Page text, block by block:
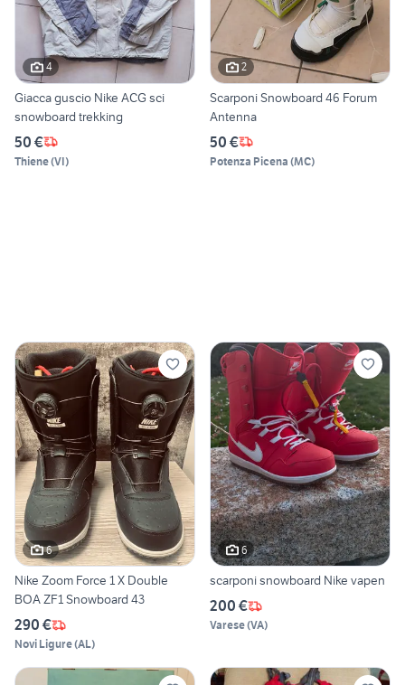
4
Giacca guscio Nike ACG sci
snowboard trekking
50 €
Thiene(VI)
2
Scarponi Snowboard 46 Forum
Antenna
50 €
Potenza Picena (MC)
6
Nike Zoom Force 1 X Double
BOA ZF1 Snowboard 43
290 €
Novi Ligure(AL)
6
scarponi snowboard Nike vapen
200 €
Varese(VA)